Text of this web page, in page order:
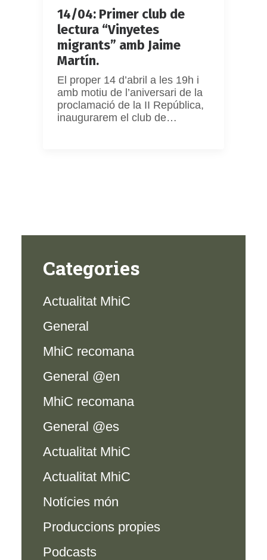
14/04: Primer club de
lectura “Vinyetes
migrants” amb Jaime
Martín.
El proper 14 d’abril a les 19h i
amb motiu de l’aniversari de la
proclamació de la II República,
inaugurarem el club de…
Categories
Actualitat MhiC
General
MhiC recomana
General @en
MhiC recomana
General @es
Actualitat MhiC
Actualitat MhiC
Notícies món
Produccions propies
Podcasts